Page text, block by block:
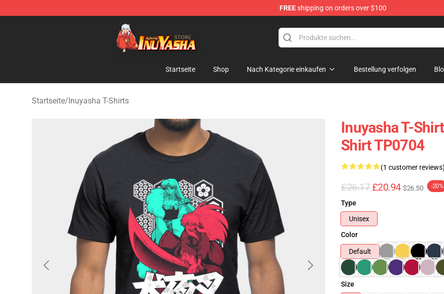
FREEshipping on orders over $100
Inuyasha Store - Official Inuyasha Merchandise Shop
Startseite Shop Nach Kategorie einkaufen Bestellung verfolgen
Startseite/Inuyasha T-Shirts
Inuyasha T-
Shirt TP0704
(1 customer reviews)
£26.17 £20.94 $26.50 -20%
Type
Unisex
Color
Default
Size